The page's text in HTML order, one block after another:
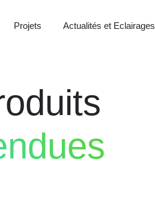
Projets Actualités et Eclairages